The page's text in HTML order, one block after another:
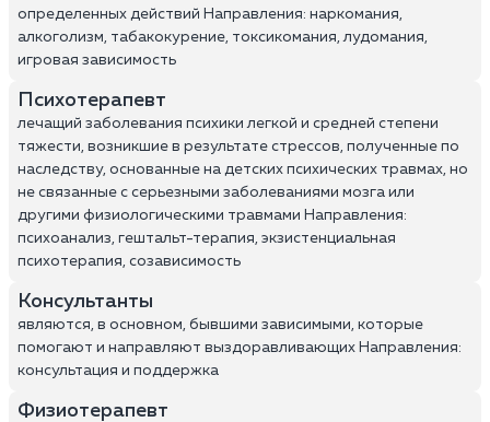
определенных действий Направления: наркомания,
алкоголизм, табакокурение, токсикомания, лудомания,
игровая зависимость
Психотерапевт
лечащий заболевания психики легкой и средней степени
тяжести, возникшие в результате стрессов, полученные по
наследству, основанные на детских психических травмах, но
не связанные с серьезными заболеваниями мозга или
другими физиологическими травмами Направления:
психоанализ, гештальт-терапия, экзистенциальная
психотерапия, созависимость
Консультанты
являются, в основном, бывшими зависимыми, которые
помогают и направляют выздоравливающих Направления:
консультация и поддержка
Физиотерапевт